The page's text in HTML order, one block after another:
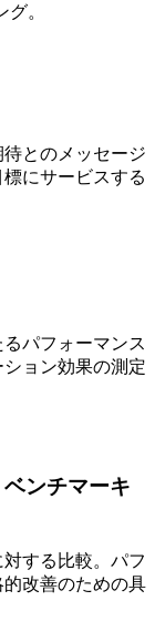
。
とのメッセージ
にサービスする
パフォーマンス
ョン効果の測定
ンチマーキ
する比較。パフ
改善のための具